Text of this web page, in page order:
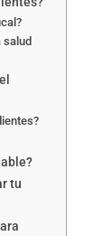
salud
tu